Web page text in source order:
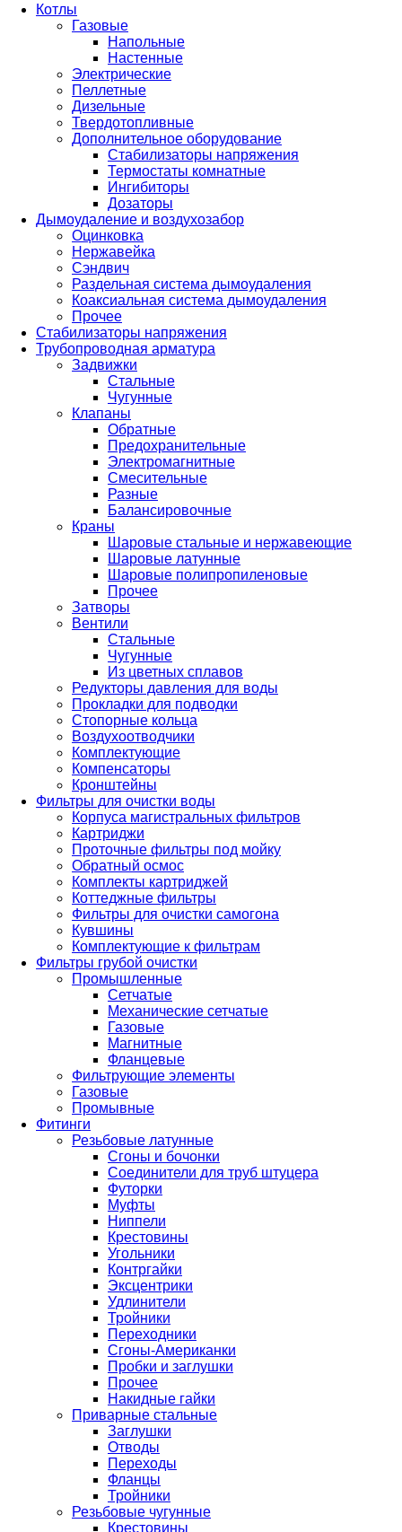
Котлы
Газовые
Напольные
Настенные
Электрические
Пеллетные
Дизельные
Твердотопливные
Дополнительное оборудование
Стабилизаторы напряжения
Термостаты комнатные
Ингибиторы
Дозаторы
Дымоудаление и воздухозабор
Оцинковка
Нержавейка
Сэндвич
Раздельная система дымоудаления
Коаксиальная система дымоудаления
Прочее
Стабилизаторы напряжения
Трубопроводная арматура
Задвижки
Стальные
Чугунные
Клапаны
Обратные
Предохранительные
Электромагнитные
Смесительные
Разные
Балансировочные
Краны
Шаровые стальные и нержавеющие
Шаровые латунные
Шаровые полипропиленовые
Прочее
Затворы
Вентили
Стальные
Чугунные
Из цветных сплавов
Редукторы давления для воды
Прокладки для подводки
Стопорные кольца
Воздухоотводчики
Комплектующие
Компенсаторы
Кронштейны
Фильтры для очистки воды
Корпуса магистральных фильтров
Картриджи
Проточные фильтры под мойку
Обратный осмос
Комплекты картриджей
Коттеджные фильтры
Фильтры для очистки самогона
Кувшины
Комплектующие к фильтрам
Фильтры грубой очистки
Промышленные
Сетчатые
Механические сетчатые
Газовые
Магнитные
Фланцевые
Фильтрующие элементы
Газовые
Промывные
Фитинги
Резьбовые латунные
Сгоны и бочонки
Соединители для труб штуцера
Футорки
Муфты
Ниппели
Крестовины
Угольники
Контргайки
Эксцентрики
Удлинители
Тройники
Переходники
Сгоны-Американки
Пробки и заглушки
Прочее
Накидные гайки
Приварные стальные
Заглушки
Отводы
Переходы
Фланцы
Тройники
Резьбовые чугунные
Крестовины